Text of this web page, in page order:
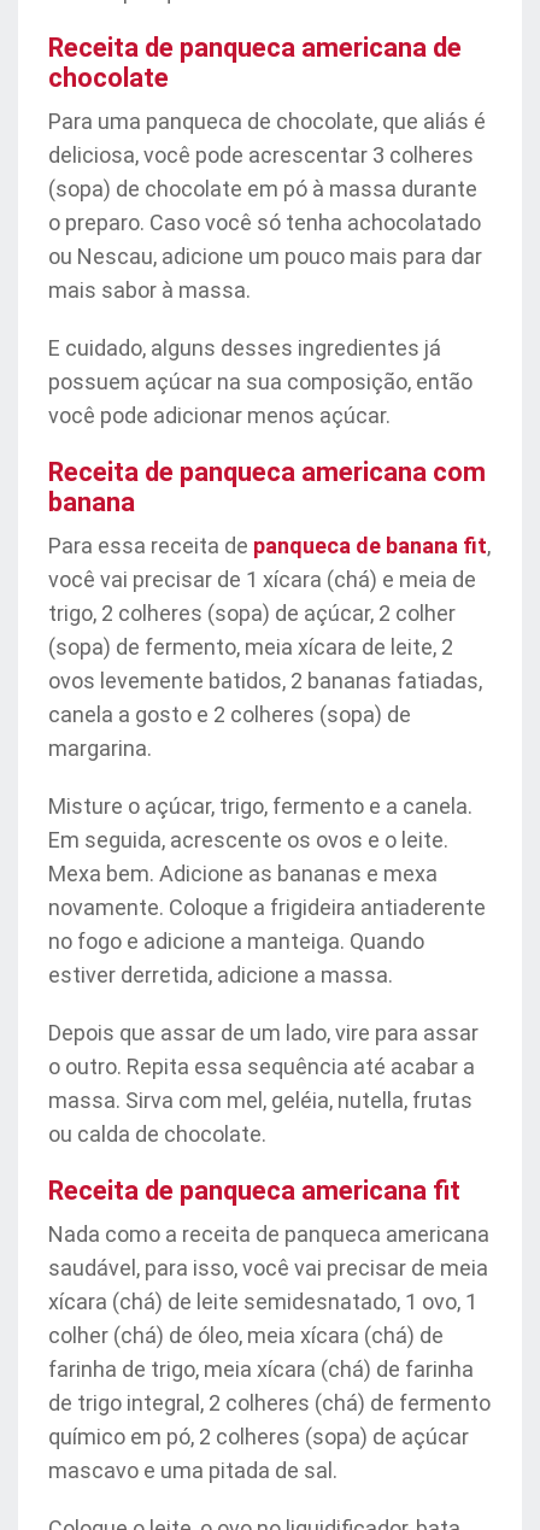
Receita de panqueca americana de
chocolate
Para uma panqueca de chocolate, que aliás é
deliciosa, você pode acrescentar 3 colheres
(sopa) de chocolate em pó à massa durante
o preparo. Caso você só tenha achocolatado
ou Nescau, adicione um pouco mais para dar
mais sabor à massa.
E cuidado, alguns desses ingredientes já
possuem açúcar na sua composição, então
você pode adicionar menos açúcar.
Receita de panqueca americana com
banana
Para essa receita de panqueca de banana fit,
você vai precisar de 1 xícara (chá) e meia de
trigo, 2 colheres (sopa) de açúcar, 2 colher
(sopa) de fermento, meia xícara de leite, 2
ovos levemente batidos, 2 bananas fatiadas,
canela a gosto e 2 colheres (sopa) de
margarina.
Misture o açúcar, trigo, fermento e a canela.
Em seguida, acrescente os ovos e o leite.
Mexa bem. Adicione as bananas e mexa
novamente. Coloque a frigideira antiaderente
no fogo e adicione a manteiga. Quando
estiver derretida, adicione a massa.
Depois que assar de um lado, vire para assar
o outro. Repita essa sequência até acabar a
massa. Sirva com mel, geléia, nutella, frutas
ou calda de chocolate.
Receita de panqueca americana fit
Nada como a receita de panqueca americana
saudável, para isso, você vai precisar de meia
xícara (chá) de leite semidesnatado, 1 ovo, 1
colher (chá) de óleo, meia xícara (chá) de
farinha de trigo, meia xícara (chá) de farinha
de trigo integral, 2 colheres (chá) de fermento
químico em pó, 2 colheres (sopa) de açúcar
mascavo e uma pitada de sal.